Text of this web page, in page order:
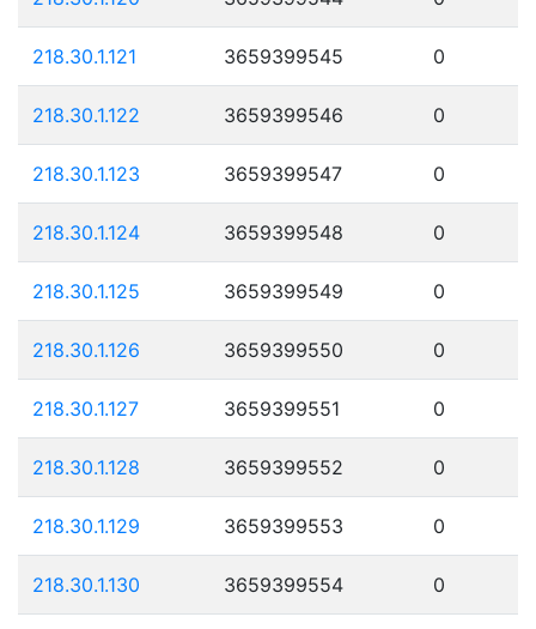
218.30.1.121 3659399545 0
218.30.1.122 3659399546 0
218.30.1.123 3659399547 0
218.30.1.124 3659399548 0
218.30.1.125 3659399549 0
218.30.1.126 3659399550 0
218.30.1.127 3659399551 0
218.30.1.128 3659399552 0
218.30.1.129 3659399553 0
218.30.1.130 3659399554 0